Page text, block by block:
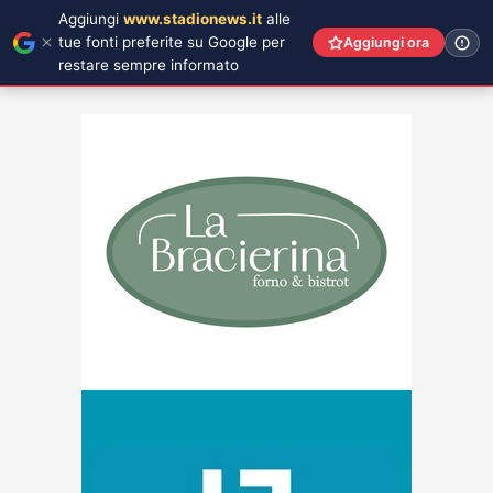
Aggiungi www.stadionews.it alle
tue fonti preferite su Google per
restare sempre informato
Aggiungi ora